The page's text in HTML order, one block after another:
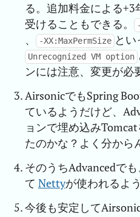
る。追加料金による
受けることもできる。
、 -XX:MaxPermSize と
Unrecognized VM option
ンには注意、変更が必
AirsonicでもSpring
ているようだけど、
ョンで埋め込み
たのかな？よく分から
そのうちAdvancedで
て Nettyが使われるよ
今後も安定して